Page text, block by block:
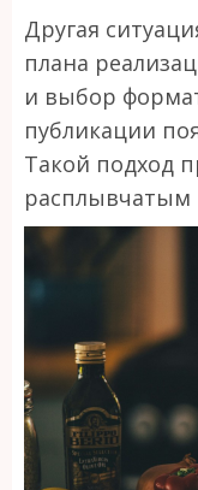
Другая
плана
и выбор
публикации
Такой подход
расплывчатым